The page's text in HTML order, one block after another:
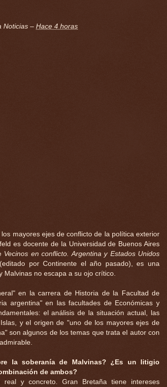
Noticias – Hace 4 horas
mayores ejes de conflicto de la política exterior
es docente de la Universidad de Buenos Aires
Vecinos en conflicto. Argentina y Estados Unidos
por Continente el año pasado), es una
no escapa a su ojo crítico.
en la carrera de Historia de la Facultad de
argentina" en las facultades de Económicas y
el análisis de la situación actual, las
y el origen de "uno de los mayores ejes de
son algunos de los temas que trata el autor con
la soberanía de Malvinas? ¿Es un litigio
de ambos?
y concreto. Gran Bretaña tiene intereses